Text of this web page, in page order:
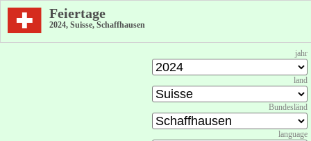
Feiertage
2024, Suisse, Schaffhausen
jahr
land
Bundesländ
language